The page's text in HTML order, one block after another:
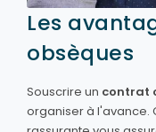
Les
obsèques
Souscrire un contrat
organiser à l'avance.